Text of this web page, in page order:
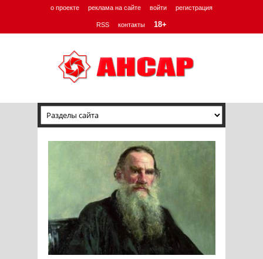
о проекте реклама на сайте войти регистрация
RSS контакты 18+